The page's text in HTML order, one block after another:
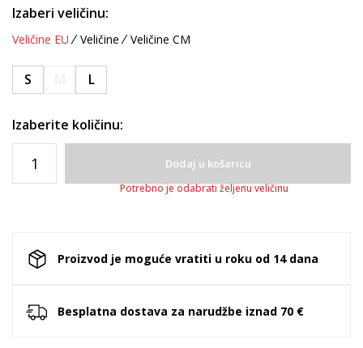
Izaberi veličinu:
Veličine EU Veličine Veličine CM
S L
Izaberite količinu:
Dodaj u košaricu
Potrebno je odabrati željenu veličinu
Proizvod je moguće vratiti u roku od 14 dana
Besplatna dostava za narudžbe iznad 70 €